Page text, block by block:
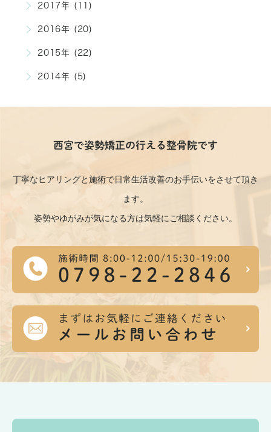
2017年 (11)
2016年 (20)
2015年 (22)
2014年 (5)
西宮で姿勢矯正の行える整骨院です
丁寧なヒアリングと施術で日常生活改善のお手伝いをさせて頂き
ます。
姿勢やゆがみが気になる方は気軽にご相談ください。